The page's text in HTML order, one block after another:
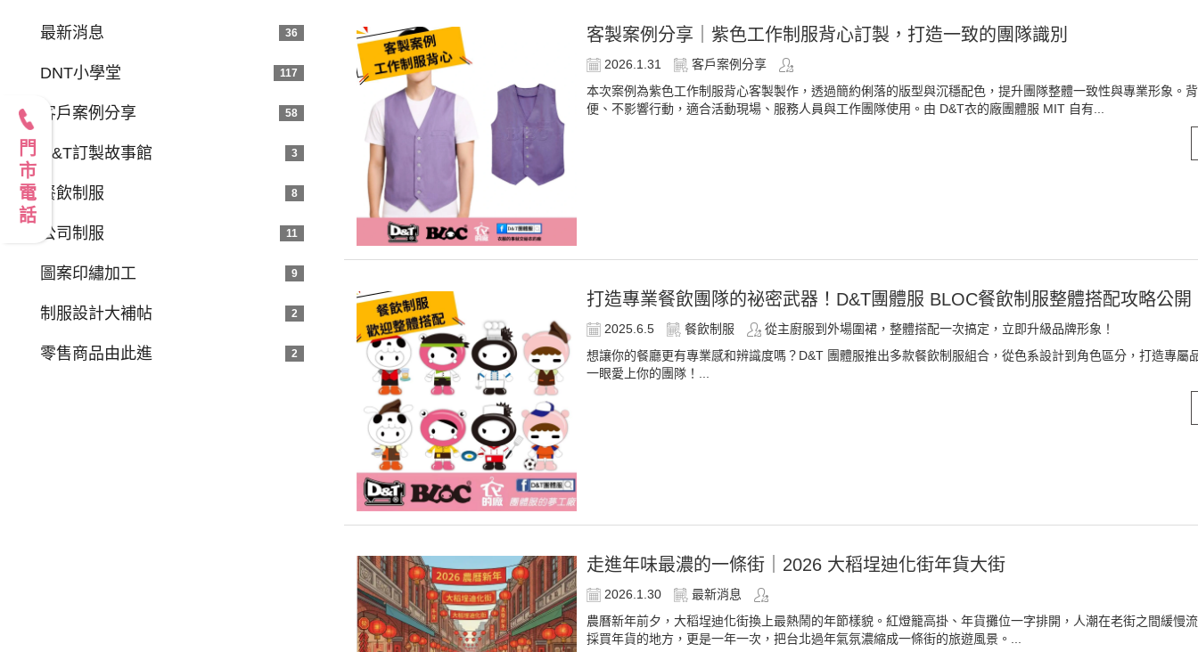
最新消息 36
DNT小學堂 117
客戶案例分享 58
D&T訂製故事館 3
餐飲制服 8
公司制服 11
圖案印繡加工 9
制服設計大補帖 2
零售商品由此進 2
客製案例分享｜紫色工作制服背心訂製，打造一致的團隊識別
2026.1.31
客戶案例分享
本次案例為紫色工作制服背心客製製作，透過簡約俐落的版型與沉穩配色，提升團隊整體一致性與專業形象。
便、不影響行動，適合活動現場、服務人員與工作團隊使用。由 D&T衣的廠團體服 MIT 自有...
打造專業餐飲團隊的祕密武器！D&T團體服 BLOC餐飲制服整體搭配攻略公開
2025.6.5 餐飲制服
從主廚服到外場圍裙，整體搭配一次搞定，立即升級品牌形象！
想讓你的餐廳更有專業感和辨識度嗎？D&T 團體服推出多款餐飲制服組合，從色系設計到角色區分，打造專屬
一眼愛上你的團隊！...
走進年味最濃的一條街｜2026 大稻埕迪化街年貨大街
2026.1.30
最新消息
農曆新年前夕，大稻埕迪化街換上最熱鬧的年節樣貌。紅燈籠高掛、年貨攤位一字排開，人潮在老街之間緩慢
採買年貨的地方，更是一年一次，把台北過年氣氛濃縮成一條街的旅遊風景。...
門市電話